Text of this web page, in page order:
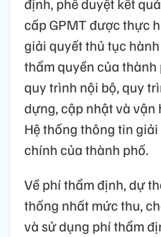
định, phê duyệt kết
cấp GPMT được thực
giải quyết thủ tục
thẩm quyền của thành
quy trình nội bộ, quy
dựng, cập nhật và
Hệ thống thông tin
chính của thành phố.
Về phí thẩm định, dự
thống nhất mức thu,
và sử dụng phí thẩm